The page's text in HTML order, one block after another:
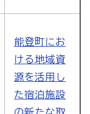
能登町にお
ける地域資
源を活用し
た宿泊施設
の新たな取